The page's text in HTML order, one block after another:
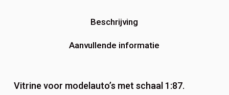
Beschrijving
Aanvullende informatie
Vitrine voor modelauto’s met schaal 1:87.